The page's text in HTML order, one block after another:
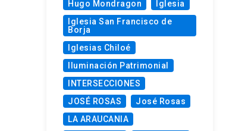
Hugo Mondragon
Iglesia
Iglesia San Francisco de
Borja
Iglesias Chiloé
Iluminación Patrimonial
INTERSECCIONES
JOSÉ ROSAS
José Rosas
LA ARAUCANIA